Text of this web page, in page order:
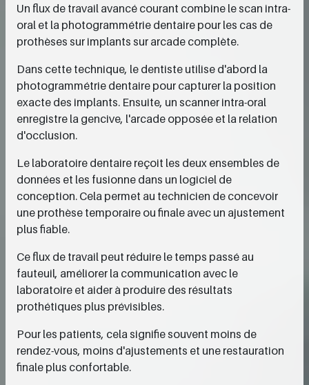
Un flux de travail avancé courant combine le scan intra-
oral et la photogrammétrie dentaire pour les cas de
prothèses sur implants sur arcade complète.
Dans cette technique, le dentiste utilise d'abord la
photogrammétrie dentaire pour capturer la position
exacte des implants. Ensuite, un scanner intra-oral
enregistre la gencive, l'arcade opposée et la relation
d'occlusion.
Le laboratoire dentaire reçoit les deux ensembles de
données et les fusionne dans un logiciel de
conception. Cela permet au technicien de concevoir
une prothèse temporaire ou finale avec un ajustement
plus fiable.
Ce flux de travail peut réduire le temps passé au
fauteuil, améliorer la communication avec le
laboratoire et aider à produire des résultats
prothétiques plus prévisibles.
Pour les patients, cela signifie souvent moins de
rendez-vous, moins d'ajustements et une restauration
finale plus confortable.